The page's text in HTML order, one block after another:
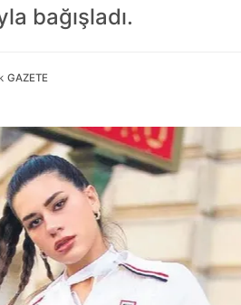
bağışladı.
GAZETE